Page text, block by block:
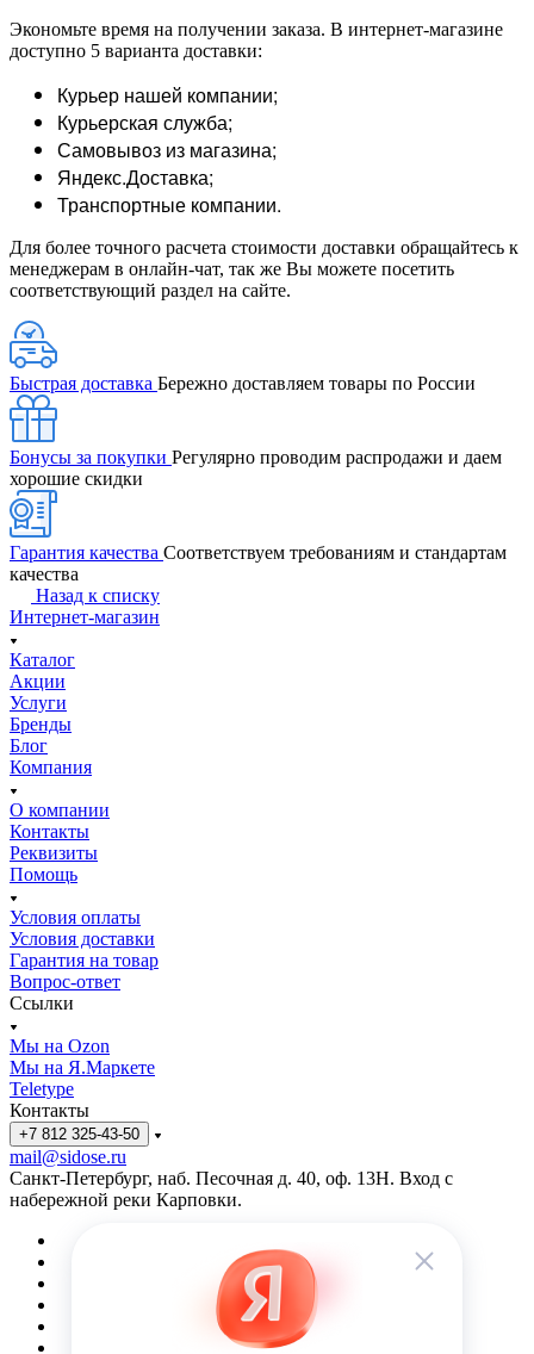
Экономьте время на получении заказа. В интернет-магазине
доступно 5 варианта доставки:
Курьер нашей компании;
Курьерская служба;
Самовывоз из магазина;
Яндекс.Доставка;
Транспортные компании.
Для более точного расчета стоимости доставки обращайтесь к
менеджерам в онлайн-чат, так же Вы можете посетить
соответствующий раздел на сайте.
Быстрая доставка Бережно доставляем товары по России
Бонусы за покупки Регулярно проводим распродажи и даем
хорошие скидки
Гарантия качества Соответствуем требованиям и стандартам
качества
Назад к списку
Интернет-магазин
Каталог
Акции
Услуги
Бренды
Блог
Компания
О компании
Контакты
Реквизиты
Помощь
Условия оплаты
Условия доставки
Гарантия на товар
Вопрос-ответ
Ссылки
Мы на Ozon
Мы на Я.Маркете
Teletype
Контакты
+7 812 325-43-50
mail@sidose.ru
Санкт-Петербург, наб. Песочная д. 40, оф. 13Н. Вход с
набережной реки Карповки.